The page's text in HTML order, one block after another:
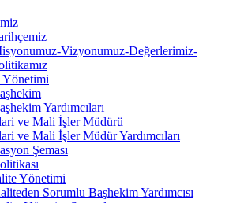
Vizyonumuz-Değerlerimiz-
Yönetimi
Yardımcıları
ve Mali İşler Müdürü
ve Mali İşler Müdür Yardımcıları
Şeması
Yönetimi
Sorumlu Başhekim Yardımcısı